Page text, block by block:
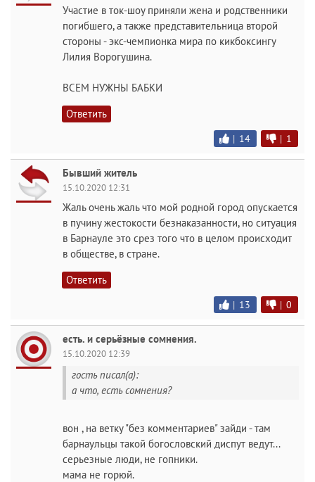
Участие в ток-шоу приняли жена и родственники
погибшего, а также представительница второй
стороны - экс-чемпионка мира по кикбоксингу
Лилия Ворогушина.
ВСЕМ НУЖНЫ БАБКИ
Ответить
| 14 | 1
Бывший житель
15.10.2020 12:31
Жаль очень жаль что мой родной город опускается
в пучину жестокости безнаказанности, но ситуация
в Барнауле это срез того что в целом происходит
в обществе, в стране.
Ответить
| 13 | 0
есть. и серьёзные сомнения.
15.10.2020 12:39
гость писал(а):
а что, есть сомнения?
вон , на ветку "без комментариев" зайди - там
барнаульцы такой богословский диспут ведут...
серьезные люди, не гопники.
мама не горюй.